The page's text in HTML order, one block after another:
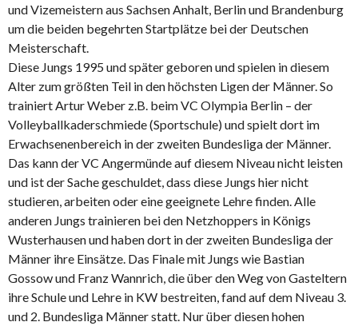
und Vizemeistern aus Sachsen Anhalt, Berlin und Brandenburg
um die beiden begehrten Startplätze bei der Deutschen
Meisterschaft.
Diese Jungs 1995 und später geboren und spielen in diesem
Alter zum größten Teil in den höchsten Ligen der Männer. So
trainiert Artur Weber z.B. beim VC Olympia Berlin – der
Volleyballkaderschmiede (Sportschule) und spielt dort im
Erwachsenenbereich in der zweiten Bundesliga der Männer.
Das kann der VC Angermünde auf diesem Niveau nicht leisten
und ist der Sache geschuldet, dass diese Jungs hier nicht
studieren, arbeiten oder eine geeignete Lehre finden. Alle
anderen Jungs trainieren bei den Netzhoppers in Königs
Wusterhausen und haben dort in der zweiten Bundesliga der
Männer ihre Einsätze. Das Finale mit Jungs wie Bastian
Gossow und Franz Wannrich, die über den Weg von Gasteltern
ihre Schule und Lehre in KW bestreiten, fand auf dem Niveau 3.
und 2. Bundesliga Männer statt. Nur über diesen hohen